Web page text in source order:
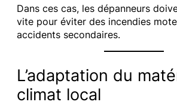
Dans ces cas, les dépanneurs
vite pour éviter des incendies
accidents secondaires.
L’adaptation du
climat local